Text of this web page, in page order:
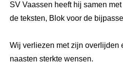
SV Vaassen heeft hij samen
de teksten, Blok voor de
Wij verliezen met zijn overlijden
naasten sterkte wensen.